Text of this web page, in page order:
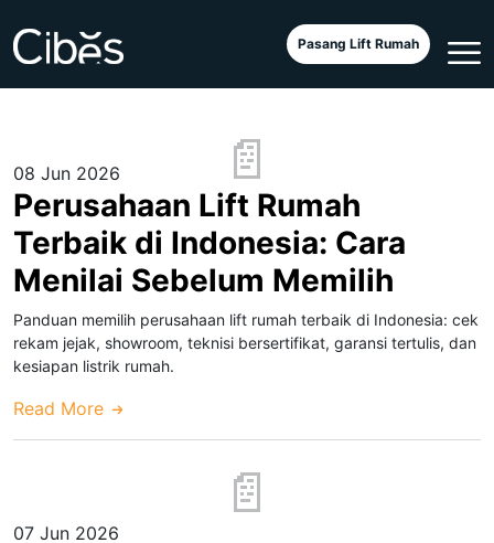
Pasang Lift Rumah
08 Jun 2026
Perusahaan Lift Rumah
Terbaik di Indonesia: Cara
Menilai Sebelum Memilih
Panduan memilih perusahaan lift rumah terbaik di Indonesia: cek
rekam jejak, showroom, teknisi bersertifikat, garansi tertulis, dan
kesiapan listrik rumah.
Read More
07 Jun 2026